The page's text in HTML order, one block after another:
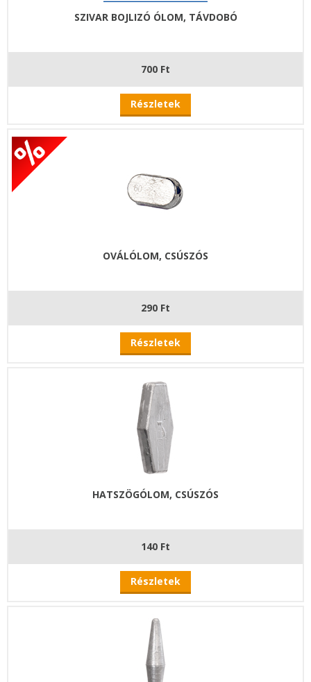
SZIVAR BOJLIZÓ ÓLOM, TÁVDOBÓ
700 Ft
Részletek
OVÁLÓLOM, CSÚSZÓS
290 Ft
Részletek
HATSZÖGÓLOM, CSÚSZÓS
140 Ft
Részletek